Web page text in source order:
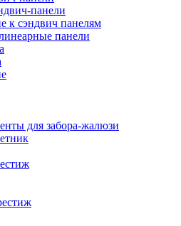
панели
к сэндвич панелям
панели
для забора-жалюзи